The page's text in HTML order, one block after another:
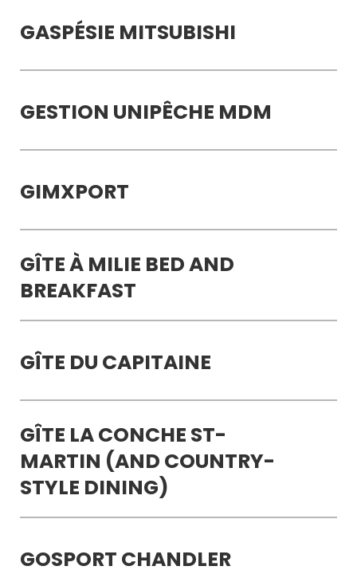
GASPÉSIE MITSUBISHI
GESTION UNIPÊCHE MDM
GIMXPORT
GÎTE À MILIE BED AND
BREAKFAST
GÎTE DU CAPITAINE
GÎTE LA CONCHE ST-
MARTIN (AND COUNTRY-
STYLE DINING)
GOSPORT CHANDLER